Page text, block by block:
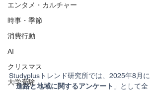
エンタメ・カルチャー
時事・季節
消費行動
AI
クリスマス
大学受験
Studyplusトレンド研究所では、2025年8月に
「進路と地域に関するアンケート 」として全